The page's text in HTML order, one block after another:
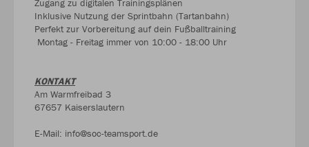
Zugang zu digitalen Trainingsplänen
Inklusive Nutzung der Sprintbahn (Tartanbahn)
Perfekt zur Vorbereitung auf dein Fußballtraining
Montag - Freitag immer von 10:00 - 18:00 Uhr
KONTAKT
Am Warmfreibad 3
67657 Kaiserslautern
E-Mail: info@soc-teamsport.de